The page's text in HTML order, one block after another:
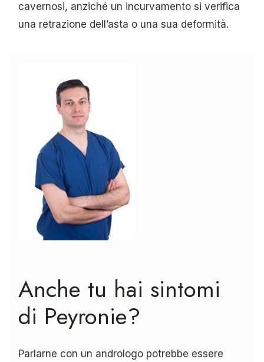
cavernosi, anziché un incurvamento si verifica
una retrazione dell’asta o una sua deformità.
Anche tu hai sintomi
di Peyronie?
Parlarne con un andrologo potrebbe essere